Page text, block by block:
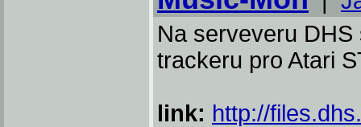
Na serveveru
trackeru pro Atari
link: http://